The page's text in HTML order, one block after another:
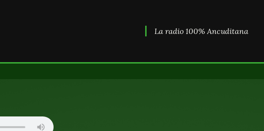
La radio 100% Ancuditana